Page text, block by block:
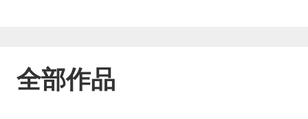
全部作品